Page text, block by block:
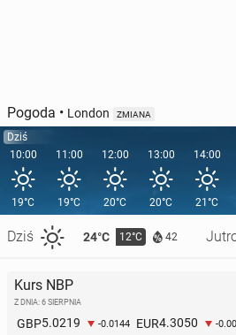
Pogoda • London ZMIANA
Dziś
10:00
19°C
Dziś 24°C 12°C 42
11:00
19°C
12:00
20°C
13:00
20°C
14:00
21°C
Kurs NBP
Z DNIA: 6 SIERPNIA
GBP5.0219 -0.0144 EUR4.3050 -